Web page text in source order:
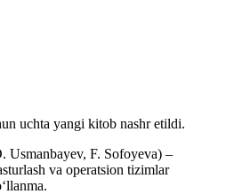
uchta yangi kitob nashr etildi.
Usmanbayev, F. Sofoyeva) –
va operatsion tizimlar